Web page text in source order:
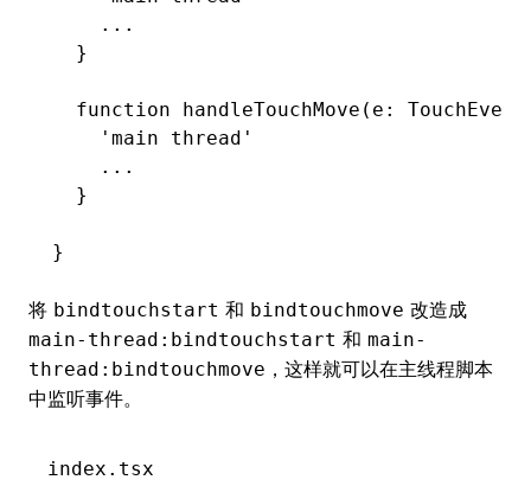
    ...
  }
  function
handleTouchMove (e : TouchEvent
    'main thread'
    ...
  }
}
将 bindtouchstart 和 bindtouchmove 改造成
main-thread:bindtouchstart 和 main-
thread:bindtouchmove ，这样就可以在主线程脚本
中监听事件。
index.tsx